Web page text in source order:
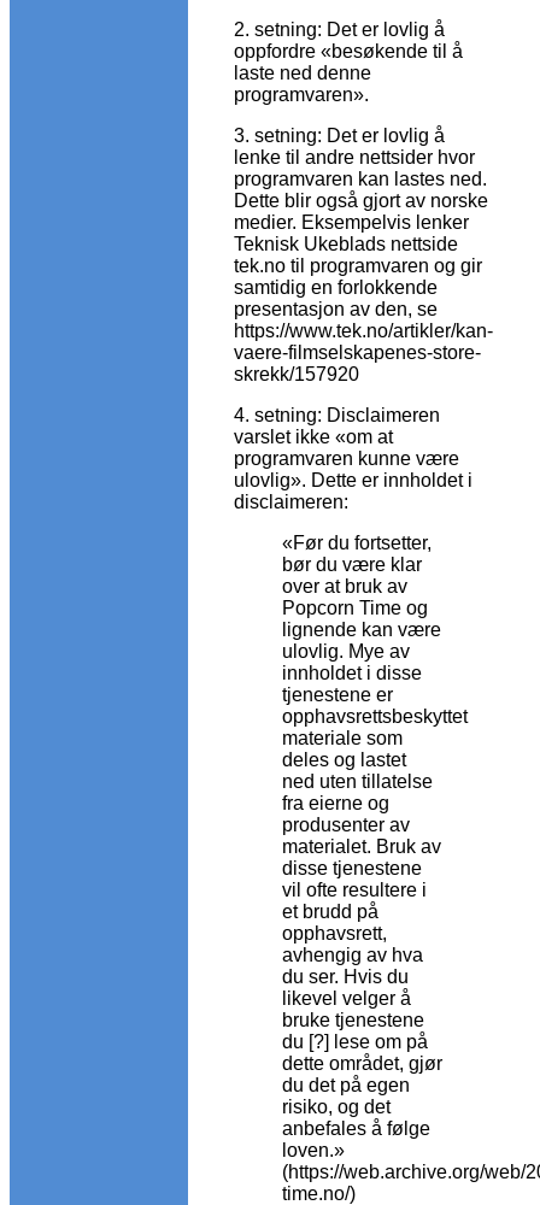
2. setning: Det er lovlig å
oppfordre «besøkende til å
laste ned denne
programvaren».
3. setning: Det er lovlig å
lenke til andre nettsider hvor
programvaren kan lastes ned.
Dette blir også gjort av norske
medier. Eksempelvis lenker
Teknisk Ukeblads nettside
tek.no til programvaren og gir
samtidig en forlokkende
presentasjon av den, se
https://www.tek.no/artikler/kan-
vaere-filmselskapenes-store-
skrekk/157920
4. setning: Disclaimeren
varslet ikke «om at
programvaren kunne være
ulovlig». Dette er innholdet i
disclaimeren:
«Før du fortsetter,
bør du være klar
over at bruk av
Popcorn Time og
lignende kan være
ulovlig. Mye av
innholdet i disse
tjenestene er
opphavsrettsbeskyttet
materiale som
deles og lastet
ned uten tillatelse
fra eierne og
produsenter av
materialet. Bruk av
disse tjenestene
vil ofte resultere i
et brudd på
opphavsrett,
avhengig av hva
du ser. Hvis du
likevel velger å
bruke tjenestene
du [?] lese om på
dette området, gjør
du det på egen
risiko, og det
anbefales å følge
loven.»
(https://web.archive.org/web/
time.no/)